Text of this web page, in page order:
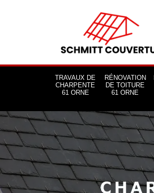
TRAVAUX DE
CHARPENTE
61 ORNE
RÉNOVATION
DE TOITURE
61 ORNE